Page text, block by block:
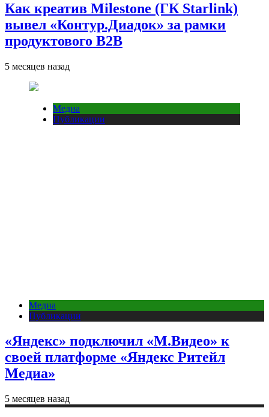
Как креатив Milestone (ГК Starlink)
вывел «Контур.Диадок» за рамки
продуктового B2B
5 месяцев назад
Медиа
Публикации
Медиа
Публикации
«Яндекс» подключил «М.Видео» к
своей платформе «Яндекс Ритейл
Медиа»
5 месяцев назад